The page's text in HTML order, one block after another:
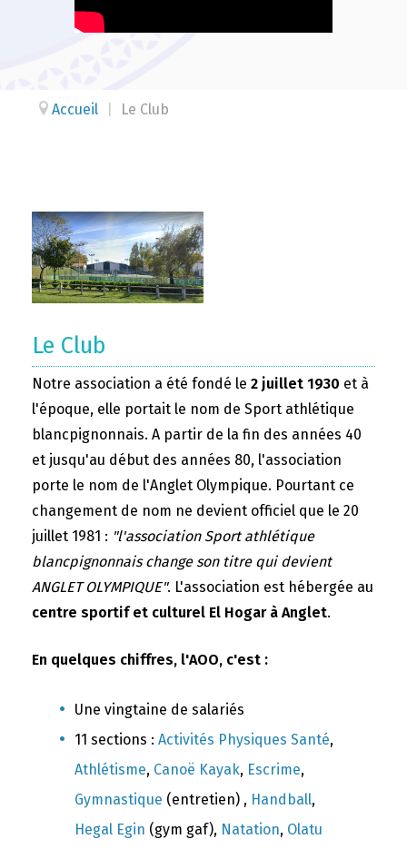
Accueil Le Club
Le Club
Notre association a été fondé le 2 juillet 1930 et à
l'époque, elle portait le nom de Sport athlétique
blancpignonnais. A partir de la fin des années 40
et jusqu'au début des années 80, l'association
porte le nom de l'Anglet Olympique. Pourtant ce
changement de nom ne devient officiel que le 20
juillet 1981 : "l'association Sport athlétique
blancpignonnais change son titre qui devient
ANGLET OLYMPIQUE". L'association est hébergée au
centre sportif et culturel El Hogar à Anglet.
En quelques chiffres, l'AOO, c'est :
Une vingtaine de salariés
11 sections : Activités Physiques Santé,
Athlétisme, Canoë Kayak, Escrime,
Gymnastique (entretien) , Handball,
Hegal Egin (gym gaf), Natation, Olatu